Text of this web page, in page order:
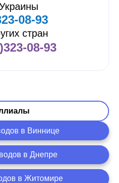
08-93
стран
08-93
в Виннице
в Днепре
в Житомире